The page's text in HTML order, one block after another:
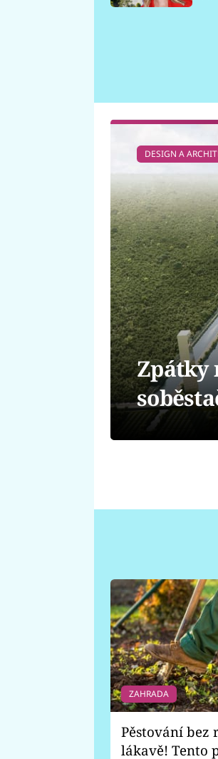
DESIGN A
Zpátky
ZAHRADA
Pěstování bez
lákavě! Tento